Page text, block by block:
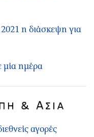
η διάσκεψη για
μία ημέρα
αγορές